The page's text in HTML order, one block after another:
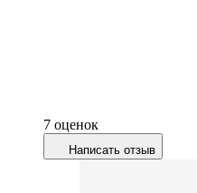
7 оценок
Написать отзыв